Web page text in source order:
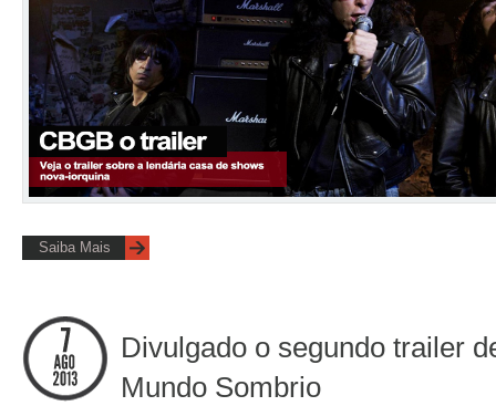
Saiba Mais
Divulgado o segundo trailer
Mundo Sombrio